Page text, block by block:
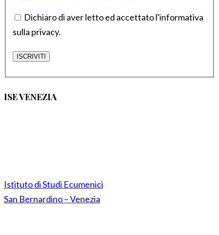
Dichiaro di aver letto ed accettato l'informativa
sulla privacy.
ISE VENEZIA
Istituto di Studi Ecumenici
San Bernardino – Venezia